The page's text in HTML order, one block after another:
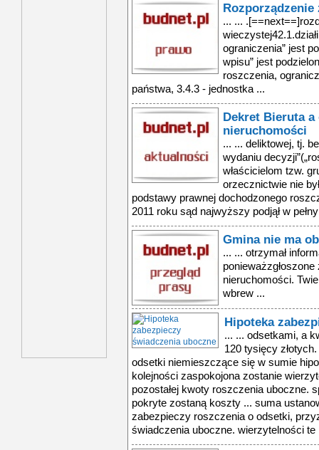
Rozporządzenie
... ...
ograniczenia” jest
wpisu” jest
roszczenia,
państwa, 3.4.3 - jednostka ...
Dekret Bieruta
nieruchomości
... ... deliktowej, tj.
wydaniu
właścicielom tzw.
orzecznictwie nie
podstawy prawnej dochodzonego
2011 roku sąd najwyższy podjął w
Gmina nie ma
... ... otrzymał
nieruchomości.
wbrew ...
Hipoteka
... ... odsetkami, a
120 tysięcy
odsetki niemieszczące się w sumie
kolejności zaspokojona zostanie
pozostałej kwoty roszczenia uboczne.
pokryte zostaną koszty ... suma
zabezpieczy roszczenia o odsetki,
świadczenia uboczne. wierzytelności te